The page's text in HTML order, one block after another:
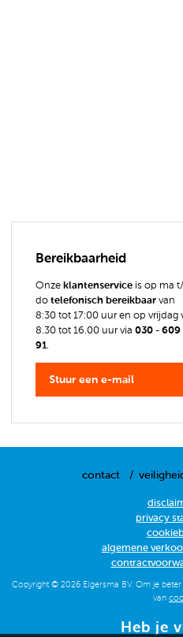
Bereikbaarheid
Onze klantenserviceis op ma
do telefonisch bereikbaarvan
8:30 tot 17:00 uur en op vrijdag
8.30 tot 16.00 uur via 030 - 609
91.
Stuur een e-mail
contact
privacy
algemene
Copyright © 2026 Elgersma BV. Om je
van
Heb je